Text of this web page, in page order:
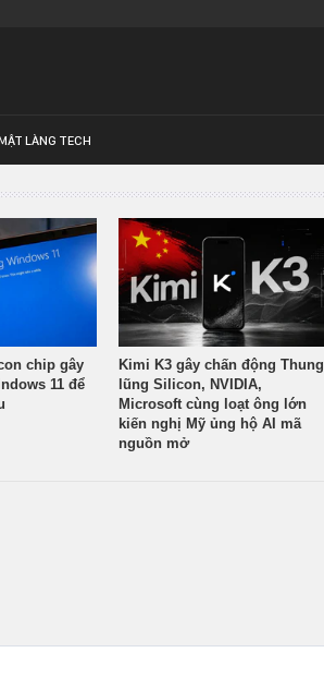
LÀNG TECH
chip gây
11 để
Kimi K3 gây chấn động Thung
lũng Silicon, NVIDIA,
Microsoft cùng loạt ông lớn
kiến nghị Mỹ ủng hộ AI mã
nguồn mở